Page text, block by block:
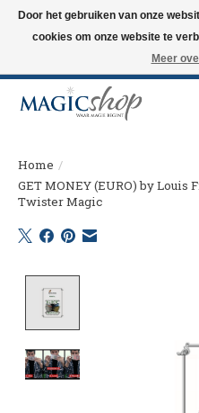
Altijd de nieuwste trucs op voorraad.
Langskomen in onze winkel? Bel of
Home /
GET MONEY (EURO) by Louis
Twister Magic
Door het gebruiken van onze
cookies om onze website te
Meer